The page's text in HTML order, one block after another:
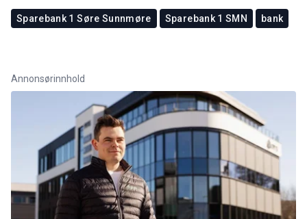
Sparebank 1 Søre Sunnmøre Sparebank 1 SMN bank
Annonsørinnhold